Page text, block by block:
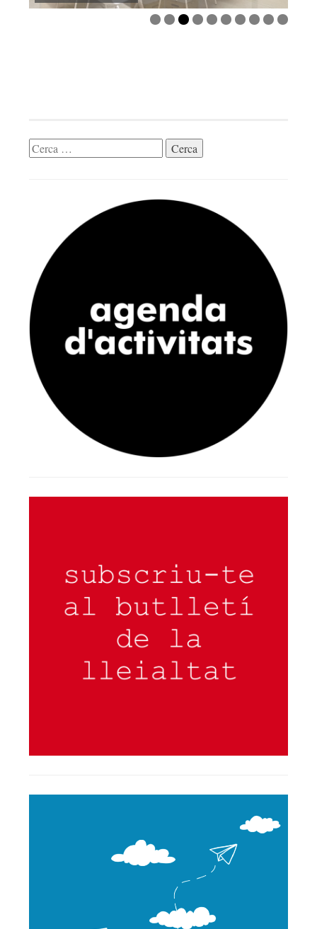
0
Cerca: